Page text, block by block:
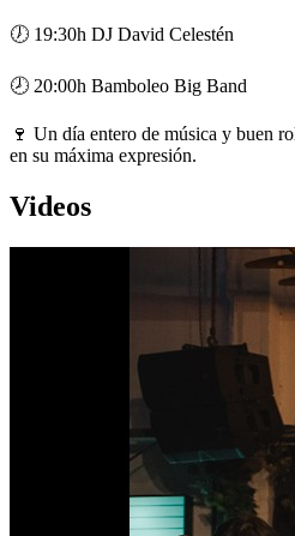
🕖 19:30h DJ David Celestén
🕗 20:00h Bamboleo Big Band
🍷 Un día entero de música y buen
en su máxima expresión.
Videos